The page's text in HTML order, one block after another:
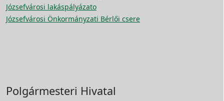
Józsefvárosi lakáspályázato
Józsefvárosi Önkormányzati Bérlői csere
Polgármesteri Hivatal